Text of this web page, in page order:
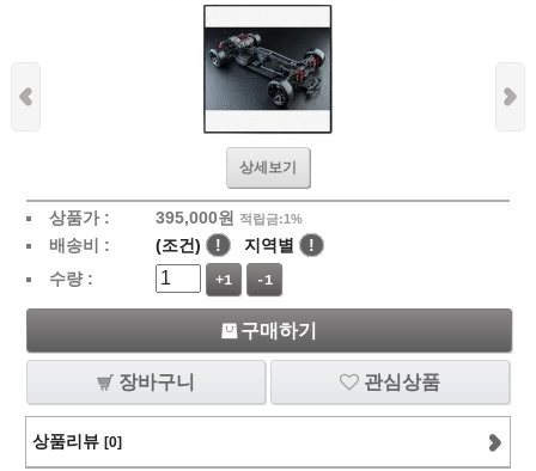
상세보기
상품가 : 395,000원 적립금:1%
배송비 : (조건) ! 지역별
!
수량 :
+1 -1
구매하기
장바구니 관심상품
상품리뷰 [0]